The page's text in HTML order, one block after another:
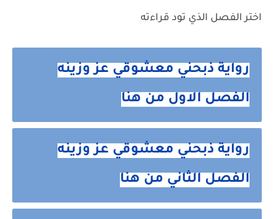
اختر الفصل الذي تود قراءته
رواية ذبحني معشوقي عز وزينه
الفصل الاول من هنا
رواية ذبحني معشوقي عز وزينه
الفصل الثاني من هنا